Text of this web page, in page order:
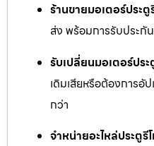
ร้านขายมอเตอร์ประตู
ส่ง พร้อมการรับประกั
รับเปลี่ยนมอเตอร์ประ
เดิมเสียหรือต้องการอั
กว่า
จำหน่ายอะไหล่ประตูรี